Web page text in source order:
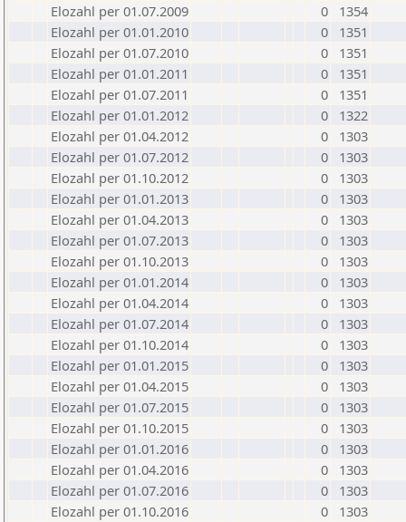
Elozahl per 01.07.2009
0
1354
Elozahl per 01.01.2010
0
1351
Elozahl per 01.07.2010
0
1351
Elozahl per 01.01.2011
0
1351
Elozahl per 01.07.2011
0
1351
Elozahl per 01.01.2012
0
1322
Elozahl per 01.04.2012
0
1303
Elozahl per 01.07.2012
0
1303
Elozahl per 01.10.2012
0
1303
Elozahl per 01.01.2013
0
1303
Elozahl per 01.04.2013
0
1303
Elozahl per 01.07.2013
0
1303
Elozahl per 01.10.2013
0
1303
Elozahl per 01.01.2014
0
1303
Elozahl per 01.04.2014
0
1303
Elozahl per 01.07.2014
0
1303
Elozahl per 01.10.2014
0
1303
Elozahl per 01.01.2015
0
1303
Elozahl per 01.04.2015
0
1303
Elozahl per 01.07.2015
0
1303
Elozahl per 01.10.2015
0
1303
Elozahl per 01.01.2016
0
1303
Elozahl per 01.04.2016
0
1303
Elozahl per 01.07.2016
0
1303
Elozahl per 01.10.2016
0
1303